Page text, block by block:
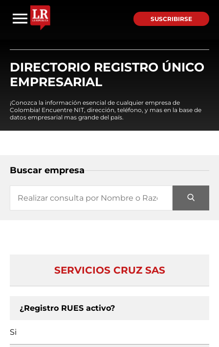
SUSCRIBIRSE
DIRECTORIO REGISTRO ÚNICO
EMPRESARIAL
¡Conozca la información esencial de cualquier empresa de
Colombia! Encuentre NIT, dirección, teléfono, y mas en la base de
datos empresarial mas grande del país.
Buscar empresa
SERVICIOS CRUZ SAS
¿Registro RUES activo?
Si